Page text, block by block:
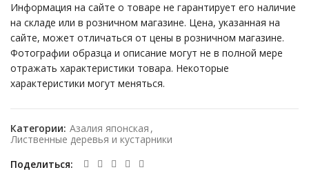
Информация на сайте о товаре не гарантирует его наличие
на складе или в розничном магазине. Цена, указанная на
сайте, может отличаться от цены в розничном магазине.
Фотографии образца и описание могут не в полной мере
отражать характеристики товара. Некоторые
характеристики могут меняться.
Категории: Азалия японская ,
Лиственные деревья и кустарники
Поделиться